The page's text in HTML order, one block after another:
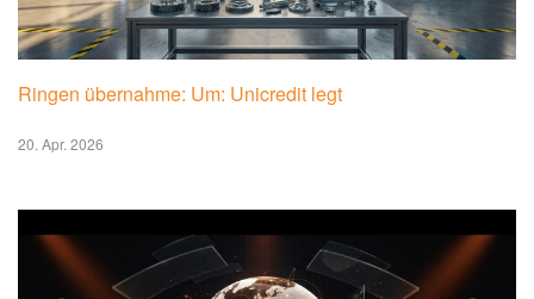
Ringen übernahme: Um: Unicredit legt
20. Apr. 2026